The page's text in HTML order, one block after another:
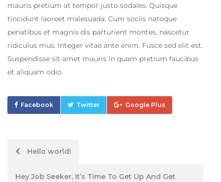
mauris pretium at tempor justo sodales. Quisque
tincidunt laoreet malesuada. Cum sociis natoque
penatibus et magnis dis parturient montes, nascetur
ridiculus mus. Integer vitae ante enim. Fusce sed elit est.
Suspendisse sit amet mauris in quam pretium faucibus
et aliquam odio.
Facebook Twitter Google Plus
Post
navigation
Hello world!
Hey Job Seeker, It’s Time To Get Up And Get